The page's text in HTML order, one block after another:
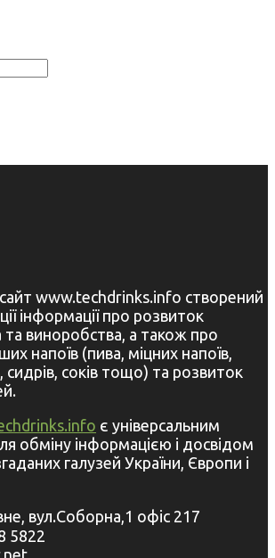
www.techdrinks.info створений
інформації про розвиток
та виноробства, а також про
напоїв (пива, міцних напоїв,
сидрів, соків тощо) та розвиток
є універсальним
обміну інформацією і досвідом
галузей України, Європи і
вул.Соборна,1 офіс 217
5822